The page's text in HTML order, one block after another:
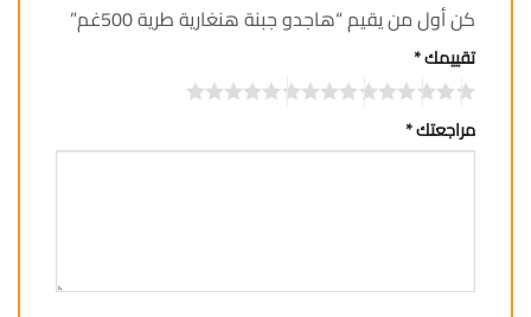
كن أول من يقيم “هاجدو جبنة هنغارية طرية 500غم”
تقييمك*
مراجعتك*